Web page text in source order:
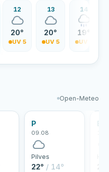
12
20°
UV 5
13
20°
UV 5
14
19°
UV 5
Open-Meteo
P
09.08
Pilves
22° / 14°
E